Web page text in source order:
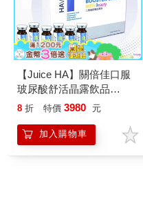
【Juice HA】關倍佳口服
玻尿酸舒活晶露飲品
(15ml×30瓶/盒)
8 折 特價 3980 元
加入購物車